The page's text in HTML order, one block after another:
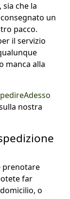
che la
un
pacco.
il servizio
manca alla
nostra
prenotare
far
o